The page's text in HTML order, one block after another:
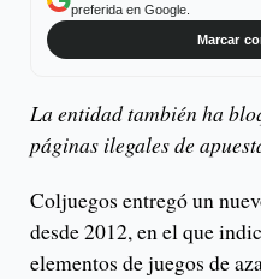
preferida en Google.
Marcar
La entidad también ha
páginas ilegales de
Coljuegos entregó un
desde 2012, en el que
elementos de juegos de